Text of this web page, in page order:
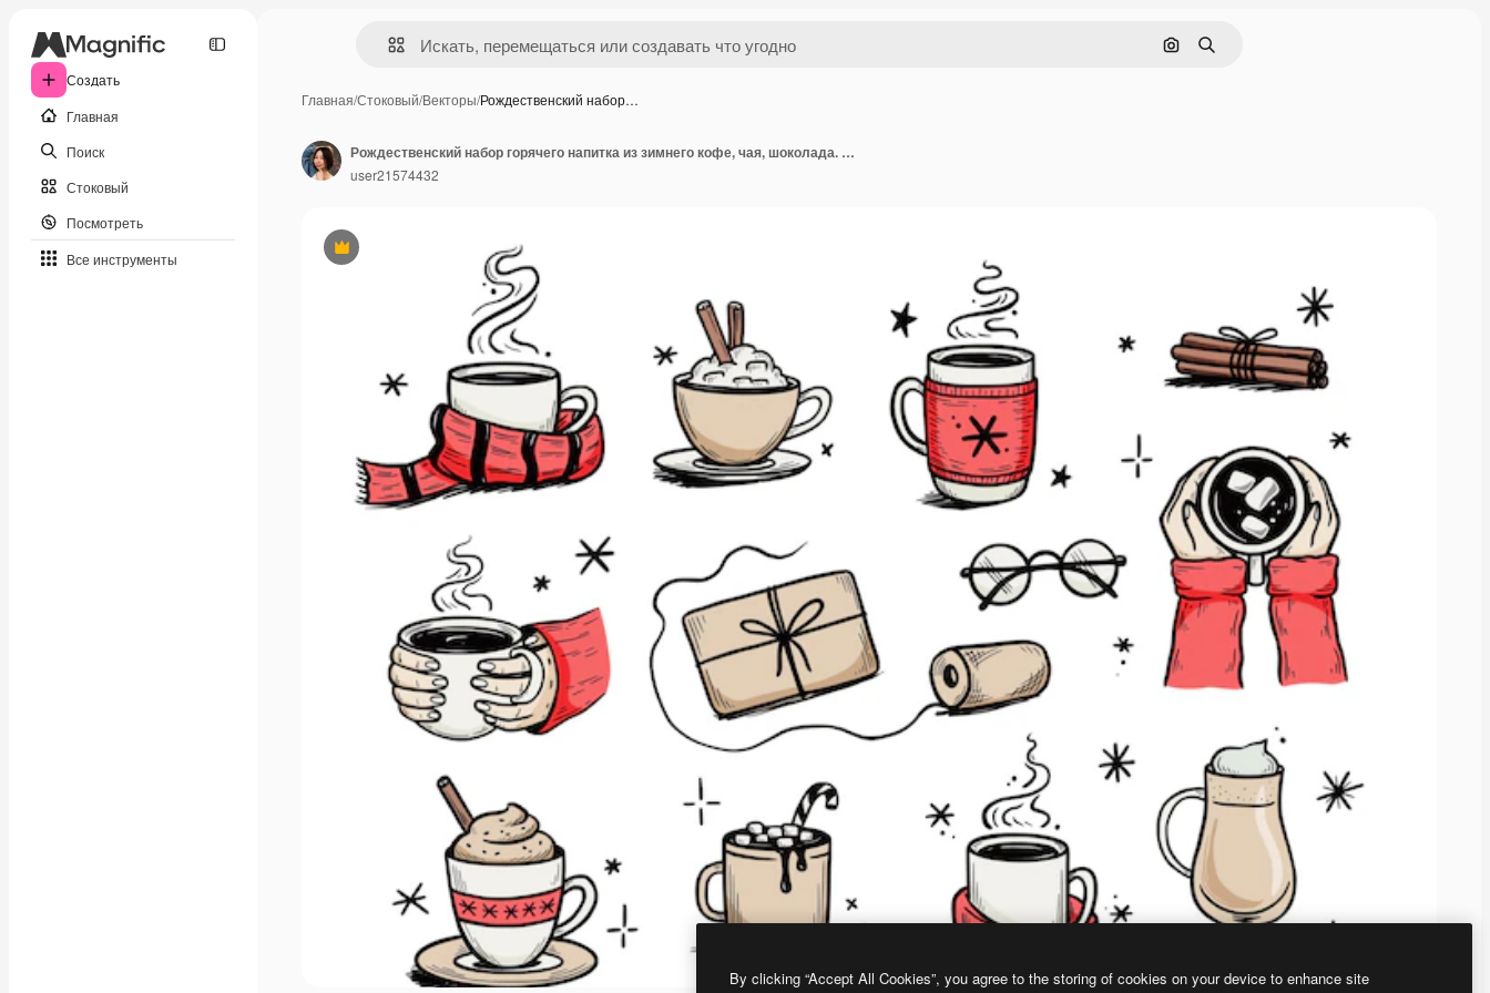
Создать
Главная
Поиск
Стоковый
Посмотреть
Все инструменты
Поиск по изображению
Поиск
Главная/Стоковый/Векторы/Рождественский набор…
Премиум
Рождественский набор горячего напитка из зимнего кофе, чая, шоколада. Ручной обращается стиль эскиза. Чашка для питья, кружка с зимним шарфом. Векторная иллюстрация.
user21574432
By clicking “Accept All Cookies”, you agree to the storing of cookies on your device to enhance site